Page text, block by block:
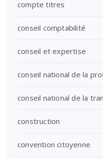
compte titres
conseil comptabilité
conseil et expertise
conseil national de la
conseil national de la
construction
convention citoyenne